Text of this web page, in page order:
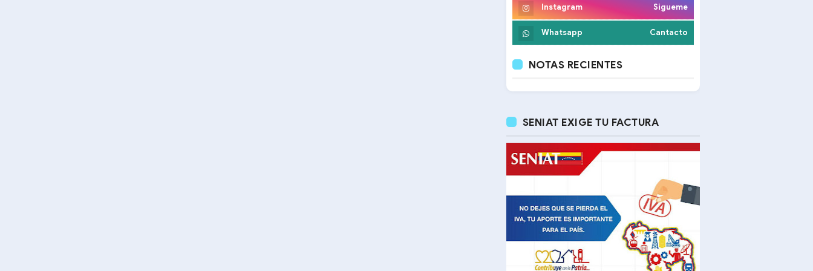
Instagram Sigueme
Whatsapp Cantacto
NOTAS RECIENTES
SENIAT EXIGE TU FACTURA